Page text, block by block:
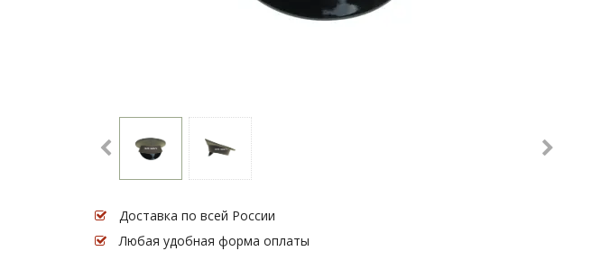
Доставка по всей России
Любая удобная форма оплаты